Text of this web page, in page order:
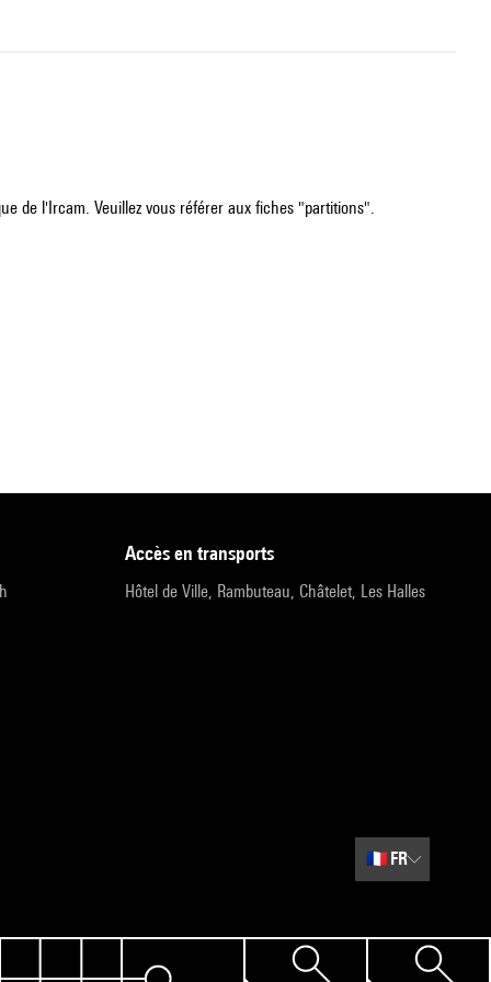
de l'Ircam. Veuillez vous référer aux fiches "partitions".
accès en transports
Hôtel de Ville, Rambuteau, Châtelet, Les Halles
🇫🇷 FR